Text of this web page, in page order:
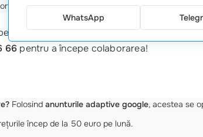
utilizatorilor.
îți poate oferi toate serviciile
66 pentru a începe colaborarea!
Folosind anunturile adaptive google, acestea se
încep de la 50 euro pe lună.
WhatsApp